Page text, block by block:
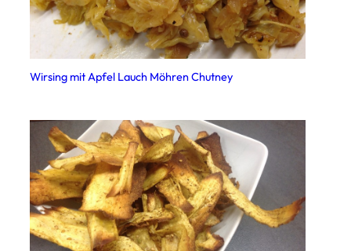
Wirsing mit Apfel Lauch Möhren Chutney